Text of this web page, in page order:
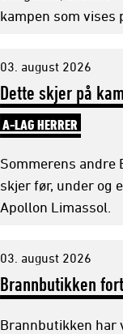
kampen som vises
03. august 2026
Dette skjer på
A-LAG HERRER
Sommerens andre
skjer før, under og
Apollon Limassol.
03. august 2026
Brannbutikken
Brannbutikken har